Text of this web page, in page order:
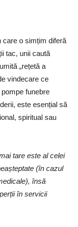
care o simțim diferă
tac, unii caută
„rețetă a
vindecare ce
funebre
este esențial să
spiritual sau
tare este al celei
(în cazul
însă
în servicii